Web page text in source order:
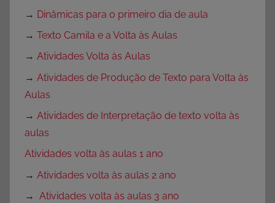
→ Dinâmicas para o primeiro dia de aula
→ Texto Camila e a Volta às Aulas
→ Atividades Volta às Aulas
→ Atividades de Produção de Texto para Volta às
Aulas
→ Atividades de Interpretação de texto volta às
aulas
Atividades volta às aulas 1 ano
→ Atividades volta às aulas 2 ano
→ Atividades volta às aulas 3 ano